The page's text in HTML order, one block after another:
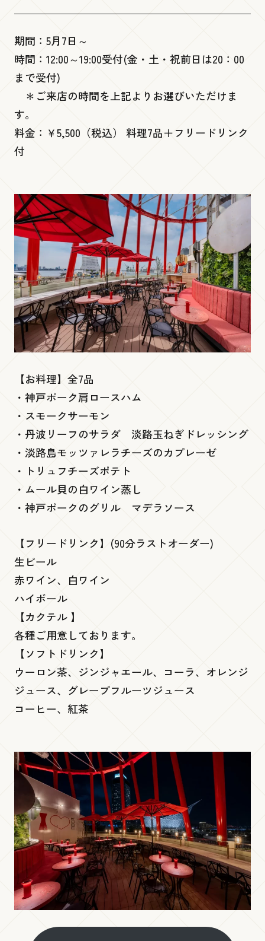
チケット売り場・インフォメーション
期間：5月7日～
時間：12:00～19:00受付(金・土・祝前日は20：00
まで受付)
＊ご来店の時間を上記よりお選びいただけま
す。
料金：￥5,500（税込） 料理7品＋フリードリンク
付
【お料理】全7品
・神戸ポーク肩ロースハム
・スモークサーモン
・丹波リーフのサラダ 淡路玉ねぎドレッシング
・淡路島モッツァレラチーズのカプレーゼ
・トリュフチーズポテト
・ムール貝の白ワイン蒸し
・神戸ポークのグリル マデラソース
【フリードリンク】(90分ラストオーダー)
生ビール
赤ワイン、白ワイン
ハイボール
【カクテル 】
各種ご用意しております。
【ソフトドリンク】
ウーロン茶、ジンジャエール、コーラ、オレンジ
ジュース、グレープフルーツジュース
コーヒー、紅茶